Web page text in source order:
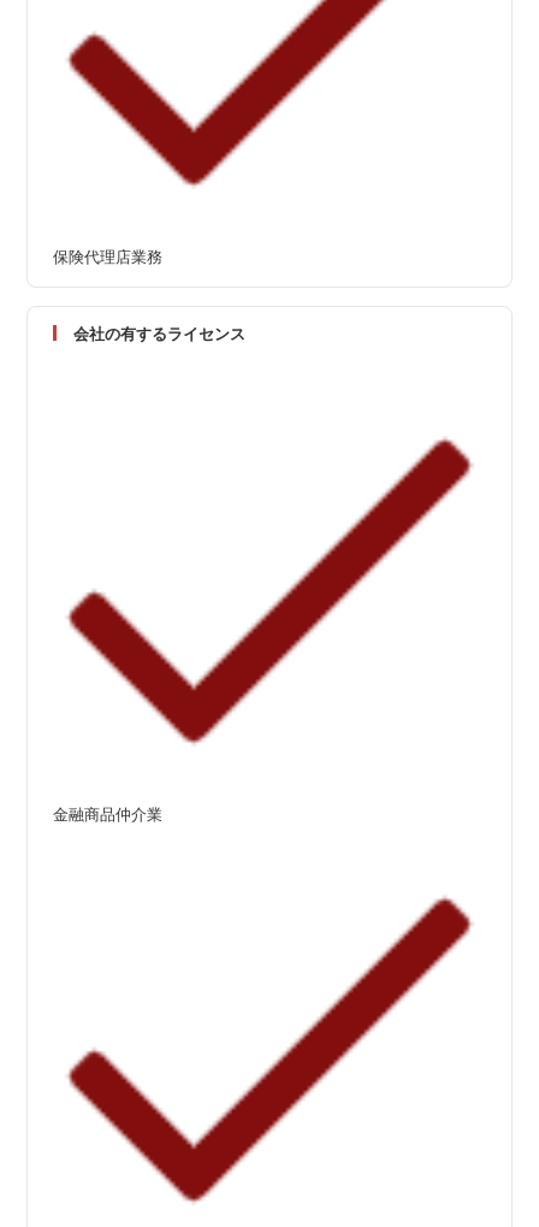
保険代理店業務
会社の有するライセンス
金融商品仲介業